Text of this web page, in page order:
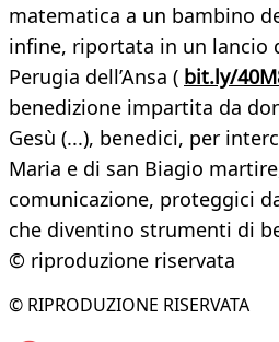
matematica a un bambino
infine, riportata in un lancio
Perugia dell’Ansa ( bit.ly/
benedizione impartita da
Gesù (...), benedici, per
Maria e di san Biagio
comunicazione, proteggici
che diventino strumenti di
© riproduzione riservata
© RIPRODUZIONE RISERVATA